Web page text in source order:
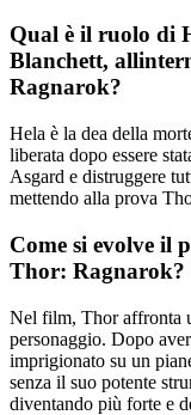
Qual è il ruolo di
Blanchett,
Ragnarok?
Hela è la dea della
liberata dopo essere
Asgard e distruggere
mettendo alla prova
Come si evolve il
Thor: Ragnarok?
Nel film, Thor affronta
personaggio. Dopo
imprigionato su un
senza il suo potente
diventando più forte e